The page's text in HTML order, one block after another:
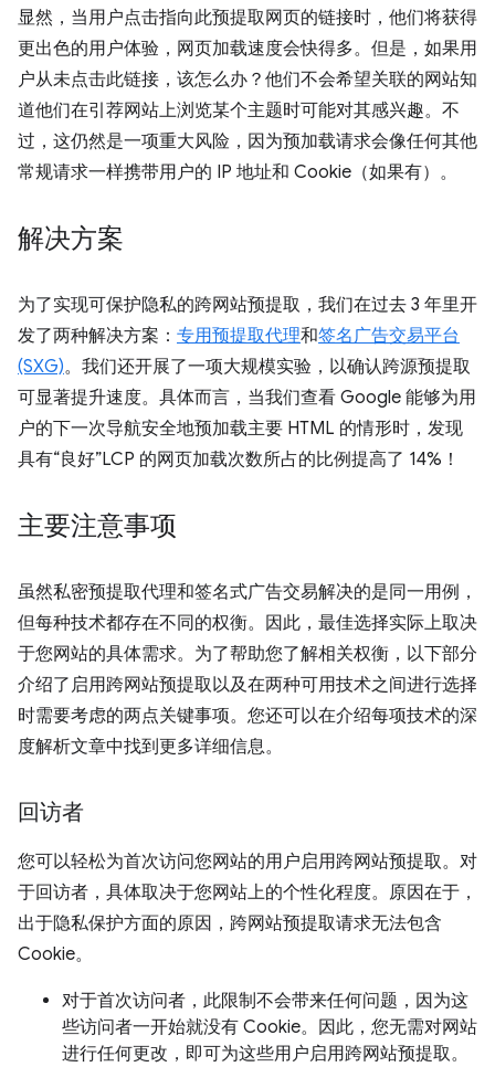
显然，当用户点击指向此预提取网页的链接时，他们将获得
更出色的用户体验，网页加载速度会快得多。但是，如果用
户从未点击此链接，该怎么办？他们不会希望关联的网站知
道他们在引荐网站上浏览某个主题时可能对其感兴趣。不
过，这仍然是一项重大风险，因为预加载请求会像任何其他
常规请求一样携带用户的 IP 地址和 Cookie（如果有）。
解决方案
为了实现可保护隐私的跨网站预提取，我们在过去 3 年里开
发了两种解决方案： 专用预提取代理和签名广告交易平台
(SXG)。我们还开展了一项大规模实验，以确认跨源预提取
可显著提升速度。具体而言，当我们查看 Google 能够为用
户的下一次导航安全地预加载主要 HTML 的情形时，发现
具有“良好”LCP 的网页加载次数所占的比例提高了 14%！
主要注意事项
虽然私密预提取代理和签名式广告交易解决的是同一用例，
但每种技术都存在不同的权衡。因此，最佳选择实际上取决
于您网站的具体需求。为了帮助您了解相关权衡，以下部分
介绍了启用跨网站预提取以及在两种可用技术之间进行选择
时需要考虑的两点关键事项。您还可以在介绍每项技术的深
度解析文章中找到更多详细信息。
回访者
您可以轻松为首次访问您网站的用户启用跨网站预提取。对
于回访者，具体取决于您网站上的个性化程度。原因在于，
出于隐私保护方面的原因，跨网站预提取请求无法包含
Cookie。
对于首次访问者，此限制不会带来任何问题，因为这
些访问者一开始就没有 Cookie。因此，您无需对网站
进行任何更改，即可为这些用户启用跨网站预提取。